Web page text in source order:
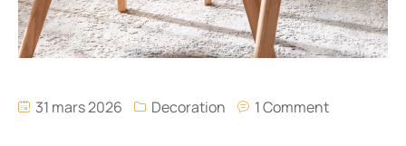
31 mars 2026 Decoration 1 Comment